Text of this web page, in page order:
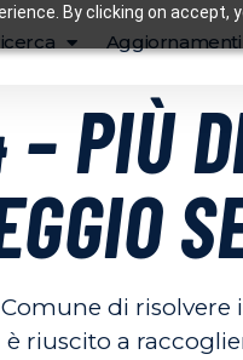
By clicking on accept,
Aggiornamenti
PIÙ
di risolvere
riuscito a